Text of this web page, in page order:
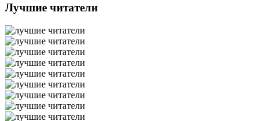
Лучшие читатели